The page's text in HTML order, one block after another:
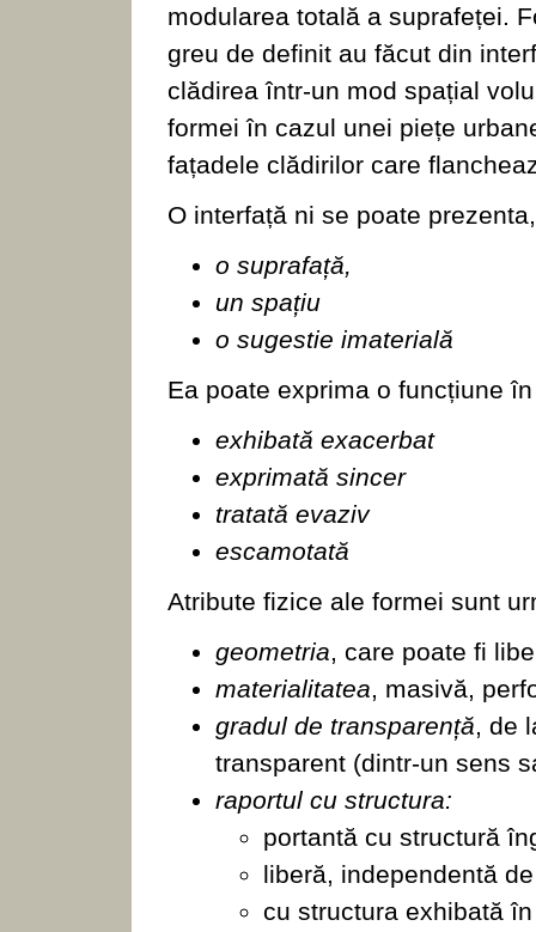
modularea totală a suprafeței.
greu de definit au făcut din
clădirea într-un mod spațial
formei în cazul unei piețe
fațadele clădirilor care
O interfață ni se poate
o suprafață,
un spațiu
o sugestie imaterială
Ea poate exprima o funcțiune
exhibată exacerbat
exprimată sincer
tratată evaziv
escamotată
Atribute fizice ale formei sunt
geometria, care poate fi
materialitatea, masivă,
gradul de transparență, de
transparent (dintr-un sens
raportul cu structura:
portantă cu structură
liberă, independentă
cu structura exhibată